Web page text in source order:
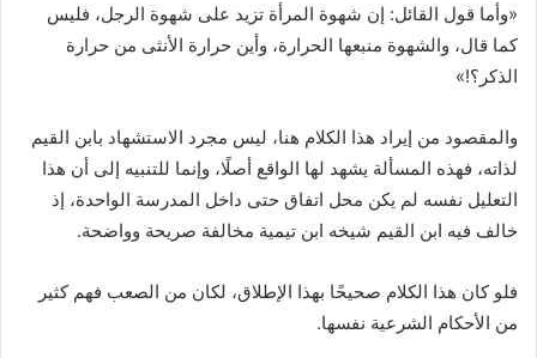
«وأما قول القائل: إن شهوة المرأة تزيد على شهوة الرجل، فليس
كما قال، والشهوة منبعها الحرارة، وأين حرارة الأنثى من حرارة
الذكر؟!»
والمقصود من إيراد هذا الكلام هنا، ليس مجرد الاستشهاد بابن القيم
لذاته، فهذه المسألة يشهد لها الواقع أصلًا، وإنما للتنبيه إلى أن هذا
التعليل نفسه لم يكن محل اتفاق حتى داخل المدرسة الواحدة، إذ
خالف فيه ابن القيم شيخه ابن تيمية مخالفة صريحة وواضحة.
فلو كان هذا الكلام صحيحًا بهذا الإطلاق، لكان من الصعب فهم كثير
من الأحكام الشرعية نفسها.